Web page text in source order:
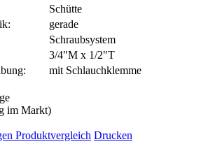
Schütte
gerade
Schraubsystem
3/4"M x 1/2"T
mit Schlauchklemme
im Markt)
Produktvergleich Drucken